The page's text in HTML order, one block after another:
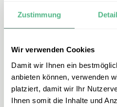
Zustimmung
Wir verwenden Cookies
Damit wir Ihnen ein
anbieten können, verwenden
platziert, damit wir Ihr
Ihnen somit die Inhalte und
E-Mail